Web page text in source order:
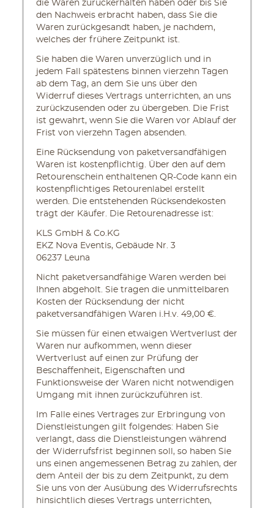
die Waren zurückerhalten haben oder bis Sie
den Nachweis erbracht haben, dass Sie die
Waren zurückgesandt haben, je nachdem,
welches der frühere Zeitpunkt ist.
Sie haben die Waren unverzüglich und in
jedem Fall spätestens binnen vierzehn Tagen
ab dem Tag, an dem Sie uns über den
Widerruf dieses Vertrags unterrichten, an uns
zurückzusenden oder zu übergeben. Die Frist
ist gewahrt, wenn Sie die Waren vor Ablauf der
Frist von vierzehn Tagen absenden.
Eine Rücksendung von paketversandfähigen
Waren ist kostenpflichtig. Über den auf dem
Retourenschein enthaltenen QR-Code kann ein
kostenpflichtiges Retourenlabel erstellt
werden. Die entstehenden Rücksendekosten
trägt der Käufer. Die Retourenadresse ist:
KLS GmbH & Co.KG
EKZ Nova Eventis, Gebäude Nr. 3
06237 Leuna
Nicht paketversandfähige Waren werden bei
Ihnen abgeholt. Sie tragen die unmittelbaren
Kosten der Rücksendung der nicht
paketversandfähigen Waren i.H.v. 49,00 €.
Sie müssen für einen etwaigen Wertverlust der
Waren nur aufkommen, wenn dieser
Wertverlust auf einen zur Prüfung der
Beschaffenheit, Eigenschaften und
Funktionsweise der Waren nicht notwendigen
Umgang mit ihnen zurückzuführen ist.
Im Falle eines Vertrages zur Erbringung von
Dienstleistungen gilt folgendes: Haben Sie
verlangt, dass die Dienstleistungen während
der Widerrufsfrist beginnen soll, so haben Sie
uns einen angemessenen Betrag zu zahlen, der
dem Anteil der bis zu dem Zeitpunkt, zu dem
Sie uns von der Ausübung des Widerrufsrechts
hinsichtlich dieses Vertrags unterrichten,